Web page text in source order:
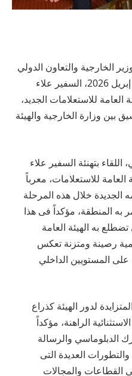
الخارجية والتعاون الدولي
والمصريين بالخارج اليوم الأحد 5 إبريل 2026، السفير علاء
للاستعلامات الجديد،
وزارة الخارجية والهيئة
بتهنئة السفير علاء
للاستعلامات، معرباً
الجديدة خلال هذه المرحلة
به المنطقة، مؤكداً فى هذا
به الهيئة العامة
رصينة ومتزنة تعكس
المستويين الداخلي
لدور الهيئة كذراع
الراهنة، مؤكداً
الدبلوماسي والرسالة
والتطورات العديدة التى
والمجالات